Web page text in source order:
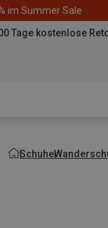
im Summer Sale
Tage kostenlose
Schuhe